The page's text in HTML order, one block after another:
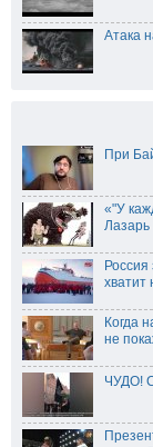
Атака
При
«"У
Лазарь
Россия
Когда
не
ЧУДО!